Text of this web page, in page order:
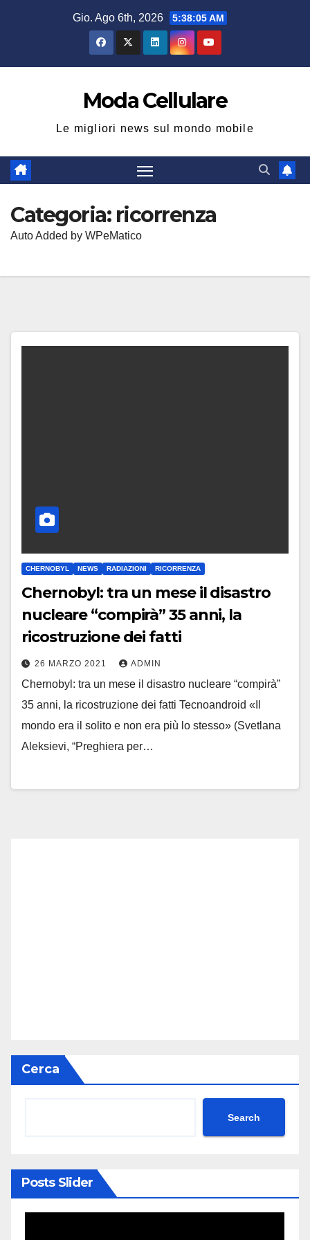
Gio. Ago 6th, 2026 5:38:06 AM
Moda Cellulare
Le migliori news sul mondo mobile
Categoria: ricorrenza
Auto Added by WPeMatico
CHERNOBYL NEWS RADIAZIONI RICORRENZA
Chernobyl: tra un mese il disastro
nucleare “compirà” 35 anni, la
ricostruzione dei fatti
26 MARZO 2021 ADMIN
Chernobyl: tra un mese il disastro nucleare “compirà”
35 anni, la ricostruzione dei fatti Tecnoandroid «Il
mondo era il solito e non era più lo stesso» (Svetlana
Aleksievi, “Preghiera per…
Cerca
Search
Posts Slider